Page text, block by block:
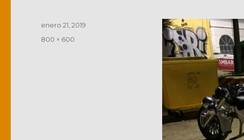
Publicado
enero 21, 2019
Tamaño
800 × 600